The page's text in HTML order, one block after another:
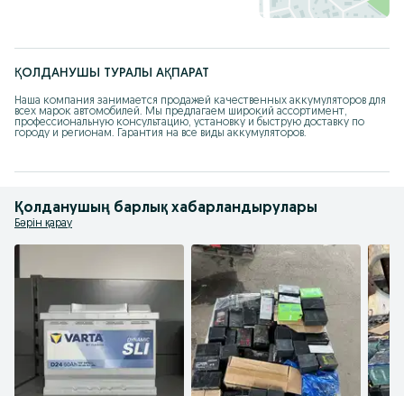
ҚОЛДАНУШЫ ТУРАЛЫ АҚПАРАТ
Наша компания занимается продажей качественных аккумуляторов для
всех марок автомобилей. Мы предлагаем широкий ассортимент,
профессиональную консультацию, установку и быструю доставку по
городу и регионам. Гарантия на все виды аккумуляторов.
Қолданушың барлық хабарландырулары
Бәрін қарау